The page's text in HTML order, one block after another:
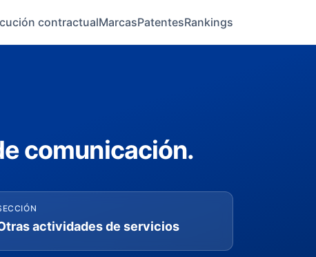
contractualMarcasPatentesRankings
comunicación.
actividades de servicios